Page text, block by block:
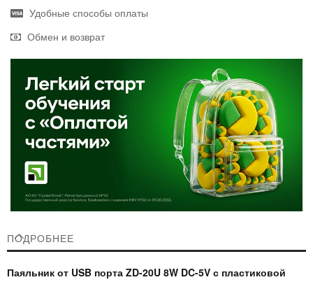
Удобные способы оплаты
Обмен и возврат
ПОДРОБНЕЕ
Паяльник от USB порта ZD-20U 8W DC-5V с пластиковой